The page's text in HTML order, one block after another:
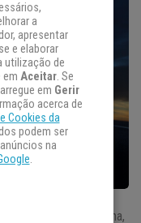
tranquilo em sua poltrona,
a
apresentar
e elaborar
utilização de
Aceitar. Se
em Gerir
acerca de
Cookies da
podem ser
na
.